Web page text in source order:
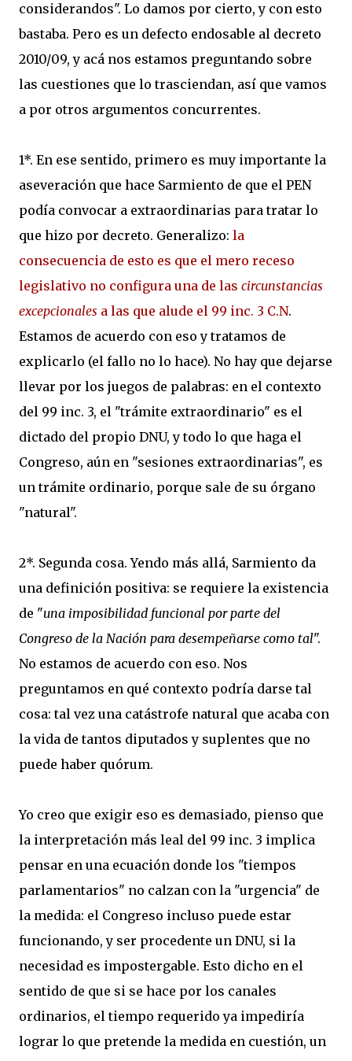
considerandos". Lo damos por cierto, y con esto
bastaba. Pero es un defecto endosable al decreto
2010/09, y acá nos estamos preguntando sobre
las cuestiones que lo trasciendan, así que vamos
a por otros argumentos concurrentes.
1*. En ese sentido, primero es muy importante la
aseveración que hace Sarmiento de que el PEN
podía convocar a extraordinarias para tratar lo
que hizo por decreto. Generalizo: la
consecuencia de esto es que el mero receso
legislativo no configura una de las circunstancias
excepcionales a las que alude el 99 inc. 3 C.N.
Estamos de acuerdo con eso y tratamos de
explicarlo (el fallo no lo hace). No hay que dejarse
llevar por los juegos de palabras: en el contexto
del 99 inc. 3, el "trámite extraordinario" es el
dictado del propio DNU, y todo lo que haga el
Congreso, aún en "sesiones extraordinarias", es
un trámite ordinario, porque sale de su órgano
"natural".
2*. Segunda cosa. Yendo más allá, Sarmiento da
una definición positiva: se requiere la existencia
de "una imposibilidad funcional por parte del
Congreso de la Nación para desempeñarse como tal".
No estamos de acuerdo con eso. Nos
preguntamos en qué contexto podría darse tal
cosa: tal vez una catástrofe natural que acaba con
la vida de tantos diputados y suplentes que no
puede haber quórum.
Yo creo que exigir eso es demasiado, pienso que
la interpretación más leal del 99 inc. 3 implica
pensar en una ecuación donde los "tiempos
parlamentarios" no calzan con la "urgencia" de
la medida: el Congreso incluso puede estar
funcionando, y ser procedente un DNU, si la
necesidad es impostergable. Esto dicho en el
sentido de que si se hace por los canales
ordinarios, el tiempo requerido ya impediría
lograr lo que pretende la medida en cuestión, un